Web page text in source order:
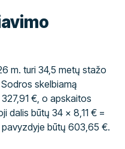
m. turi 34,5 metų stažo
skelbiamą
€, o apskaitos
dalis būtų 34 × 8,11 € =
būtų 603,65 €.